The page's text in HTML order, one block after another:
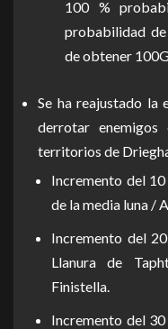
100 %
probabilidad
de obtener
Se ha reajustado la
derrotar enemigos
territorios de
Incremento del
de la media luna /
Incremento del
Llanura de
Finistella.
Incremento del